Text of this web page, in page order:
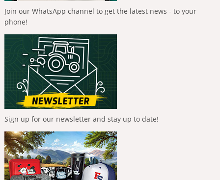
Join our WhatsApp channel to get the latest news - to your
phone!
Sign up for our newsletter and stay up to date!